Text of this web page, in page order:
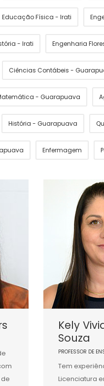
Educação Física - Irati
- Irati Engenharia
Ciências Contábeis -
- Guarapuava
História - Guarapuava
Enfermagem
Kely
Souza
PROFESSOR DE
Tem
Licenciatura